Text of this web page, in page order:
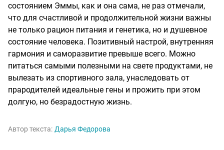
состоянием Эммы, как и она сама, не раз отмечали,
что для счастливой и продолжительной жизни важны
не только рацион питания и генетика, но и душевное
состояние человека. Позитивный настрой, внутренняя
гармония и саморазвитие превыше всего. Можно
питаться самыми полезными на свете продуктами, не
вылезать из спортивного зала, унаследовать от
прародителей идеальные гены и прожить при этом
долгую, но безрадостную жизнь.
Автор текста: Дарья Федорова